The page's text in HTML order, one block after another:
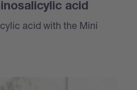
acid
acid with the Mini